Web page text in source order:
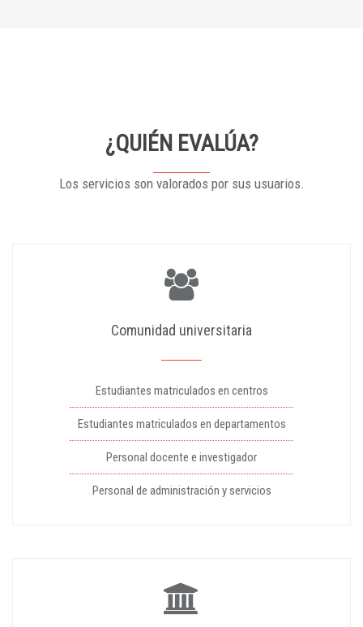
¿QUIÉN EVALÚA?
Los servicios son valorados por sus usuarios.
Comunidad universitaria
Estudiantes matriculados en centros
Estudiantes matriculados en departamentos
Personal docente e investigador
Personal de administración y servicios